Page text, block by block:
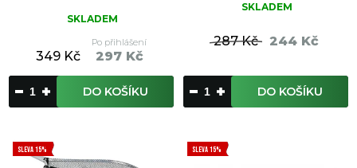
SKLADEM
349 Kč
Po přihlášení
297 Kč
DO KOŠÍKU
SKLADEM
287 Kč 244 Kč
DO KOŠÍKU
SLEVA 15% SLEVA 15%